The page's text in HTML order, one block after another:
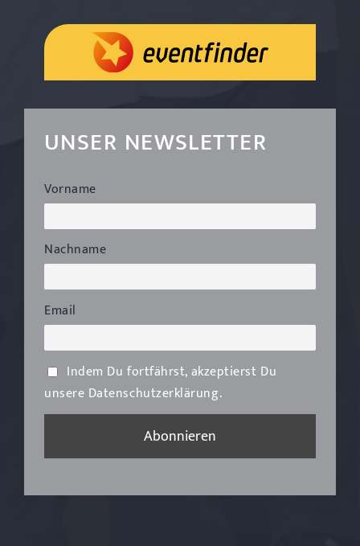
UNSER NEWSLETTER
Vorname
Nachname
Email
Indem Du fortfährst, akzeptierst Du
unsere Datenschutzerklärung.